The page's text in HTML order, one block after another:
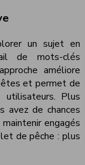
un sujet en
de mots-clés
améliore
et permet de
utilisateurs. Plus
avez de chances
engagés
de pêche : plus